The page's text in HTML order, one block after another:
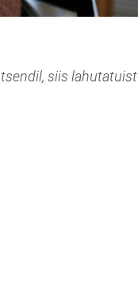
siis lahutatuist